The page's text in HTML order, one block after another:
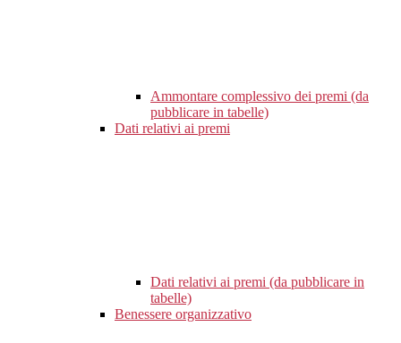
Ammontare complessivo dei premi (da
pubblicare in tabelle)
Dati relativi ai premi
Dati relativi ai premi (da pubblicare in
tabelle)
Benessere organizzativo